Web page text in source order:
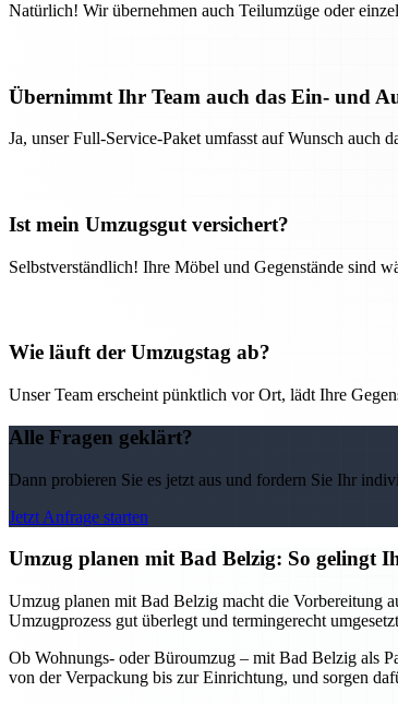
Natürlich! Wir übernehmen auch Teilumzüge oder
Übernimmt Ihr Team auch das Ein- und
Ja, unser Full-Service-Paket umfasst auf Wunsch auch
Ist mein Umzugsgut versichert?
Selbstverständlich! Ihre Möbel und Gegenstände sind
Wie läuft der Umzugstag ab?
Unser Team erscheint pünktlich vor Ort, lädt Ihre
Alle Fragen geklärt?
Dann probieren Sie es jetzt aus und fordern Sie Ihr
Jetzt Anfrage starten
Umzug planen mit Bad Belzig: So gelingt
Umzug planen mit Bad Belzig macht die Vorbereitung
Umzugprozess gut überlegt und termingerecht
Ob Wohnungs- oder Büroumzug – mit Bad Belzig als
von der Verpackung bis zur Einrichtung, und sorgen